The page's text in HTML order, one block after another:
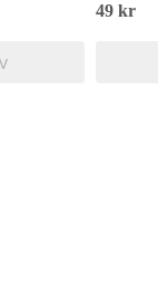
49 kr